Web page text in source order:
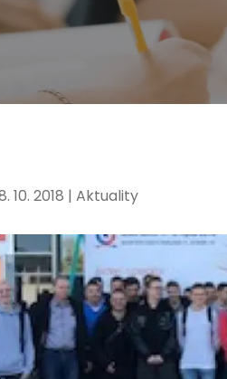
10. 2018 | Aktuality